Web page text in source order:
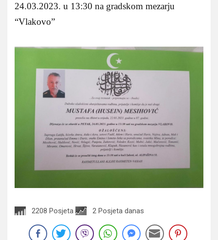
24.03.2023. u 13:30 na gradskom mezarju
“Vlakovo”
2208 Posjeta 2 Posjeta danas